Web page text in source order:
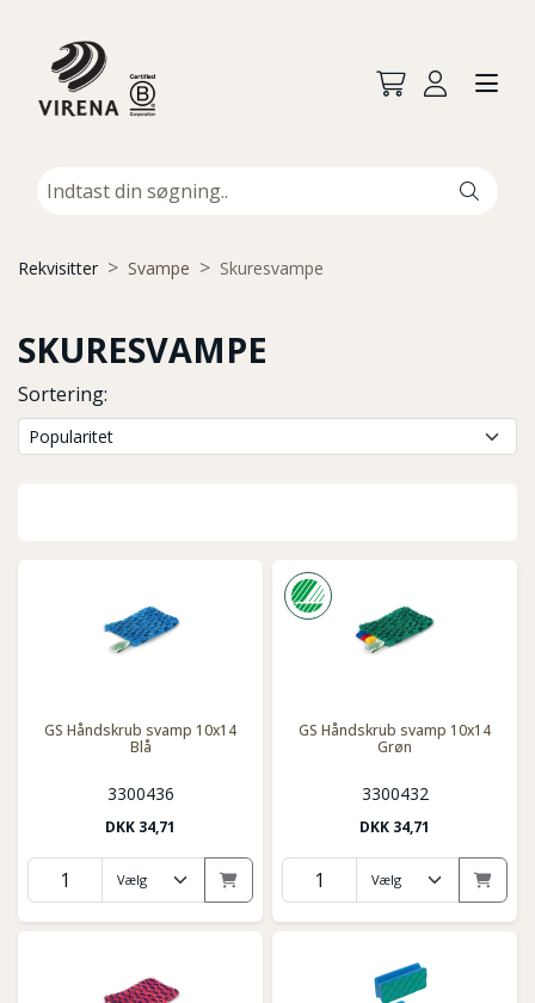
Rekvisitter Svampe Skuresvampe
SKURESVAMPE
Sortering:
GS Håndskrub svamp 10x14
Blå
3300436
DKK 34,71
GS Håndskrub svamp 10x14
Grøn
3300432
DKK 34,71